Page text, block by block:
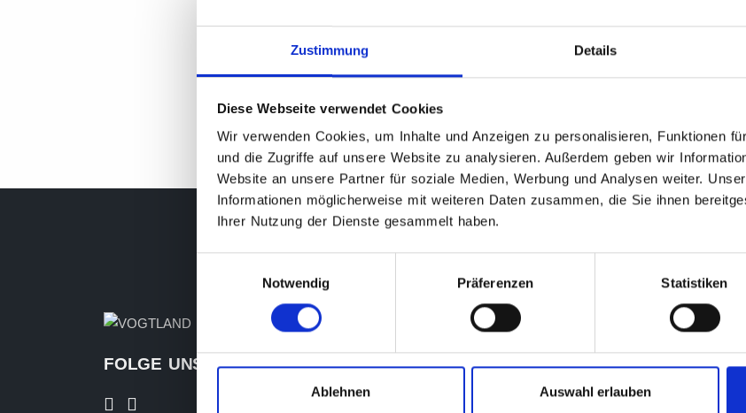
Zustimmung Details
Diese Webseite verwendet Cookies
Wir verwenden Cookies, um Inhalte und Anzeigen zu personalisieren, Funktionen
und die Zugriffe auf unsere Website zu analysieren. Außerdem geben wir
Website an unsere Partner für soziale Medien, Werbung und Analysen weiter.
Informationen möglicherweise mit weiteren Daten zusammen, die Sie ihnen
Ihrer Nutzung der Dienste gesammelt haben.
Notwendig
Präferenzen Statistiken
Ablehnen Auswahl erlauben
FOLGE UNS
VOGTLAND RADIO Studio Plauen